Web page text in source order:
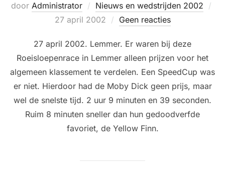
door Administrator Nieuws en wedstrijden 2002
27 april 2002 Geen reacties
27 april 2002. Lemmer. Er waren bij deze
Roeisloepenrace in Lemmer alleen prijzen voor het
algemeen klassement te verdelen. Een SpeedCup was
er niet. Hierdoor had de Moby Dick geen prijs, maar
wel de snelste tijd. 2 uur 9 minuten en 39 seconden.
Ruim 8 minuten sneller dan hun gedoodverfde
favoriet, de Yellow Finn.